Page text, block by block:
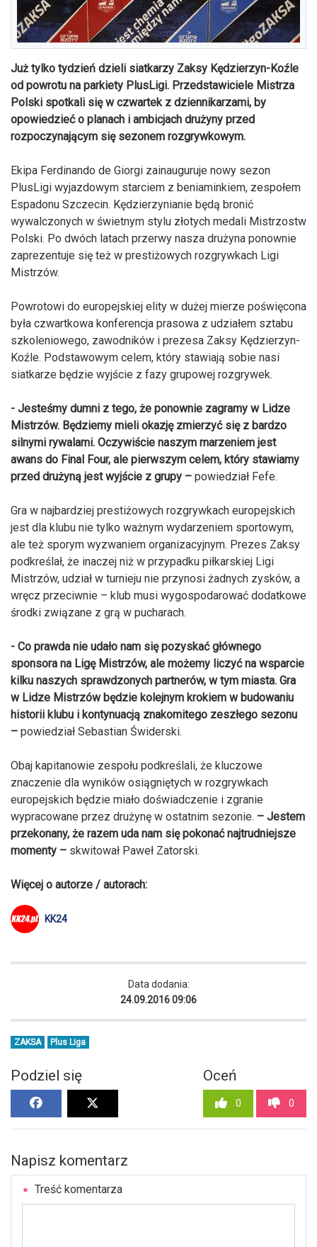
Już tylko tydzień dzieli siatkarzy Zaksy Kędzierzyn-Koźle
od powrotu na parkiety PlusLigi. Przedstawiciele Mistrza
Polski spotkali się w czwartek z dziennikarzami, by
opowiedzieć o planach i ambicjach drużyny przed
rozpoczynającym się sezonem rozgrywkowym.
Ekipa Ferdinando de Giorgi zainauguruje nowy sezon
PlusLigi wyjazdowym starciem z beniaminkiem, zespołem
Espadonu Szczecin. Kędzierzynianie będą bronić
wywalczonych w świetnym stylu złotych medali Mistrzostw
Polski. Po dwóch latach przerwy nasza drużyna ponownie
zaprezentuje się też w prestiżowych rozgrywkach Ligi
Mistrzów.
Powrotowi do europejskiej elity w dużej mierze poświęcona
była czwartkowa konferencja prasowa z udziałem sztabu
szkoleniowego, zawodników i prezesa Zaksy Kędzierzyn-
Koźle. Podstawowym celem, który stawiają sobie nasi
siatkarze będzie wyjście z fazy grupowej rozgrywek.
- Jesteśmy dumni z tego, że ponownie zagramy w Lidze
Mistrzów. Będziemy mieli okazję zmierzyć się z bardzo
silnymi rywalami. Oczywiście naszym marzeniem jest
awans do Final Four, ale pierwszym celem, który stawiamy
przed drużyną jest wyjście z grupy – powiedział Fefe.
Gra w najbardziej prestiżowych rozgrywkach europejskich
jest dla klubu nie tylko ważnym wydarzeniem sportowym,
ale też sporym wyzwaniem organizacyjnym. Prezes Zaksy
podkreślał, że inaczej niż w przypadku piłkarskiej Ligi
Mistrzów, udział w turnieju nie przynosi żadnych zysków, a
wręcz przeciwnie – klub musi wygospodarować dodatkowe
środki związane z grą w pucharach.
- Co prawda nie udało nam się pozyskać głównego
sponsora na Ligę Mistrzów, ale możemy liczyć na wsparcie
kilku naszych sprawdzonych partnerów, w tym miasta. Gra
w Lidze Mistrzów będzie kolejnym krokiem w budowaniu
historii klubu i kontynuacją znakomitego zeszłego sezonu
– powiedział Sebastian Świderski.
Obaj kapitanowie zespołu podkreślali, że kluczowe
znaczenie dla wyników osiągniętych w rozgrywkach
europejskich będzie miało doświadczenie i zgranie
wypracowane przez drużynę w ostatnim sezonie. – Jestem
przekonany, że razem uda nam się pokonać najtrudniejsze
momenty – skwitował Paweł Zatorski.
Więcej o autorze / autorach:
KK24
Data dodania:
24.09.2016 09:06
ZAKSA Plus Liga
Podziel się Oceń
0 0
Napisz komentarz
Treść komentarza